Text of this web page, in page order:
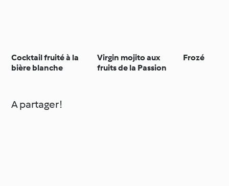
Cocktail fruité à la
bière blanche
Virgin mojito aux
fruits de la Passion
Frozé
A partager !